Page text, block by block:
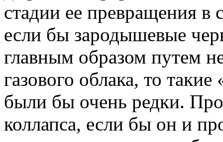
стадии ее превращения в
если бы зародышевые
главным образом путем
газового облака, то
были бы очень редки.
коллапса, если бы он и